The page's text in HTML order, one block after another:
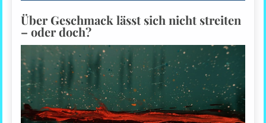
Über Geschmack lässt sich nicht streiten
– oder doch?